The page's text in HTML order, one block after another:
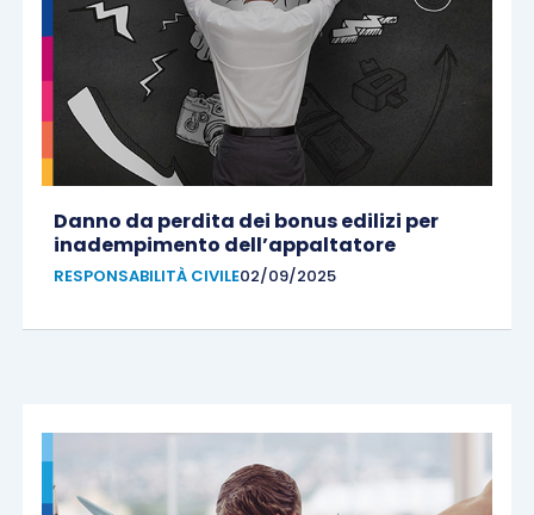
Danno da perdita dei bonus edilizi per
inadempimento dell’appaltatore
RESPONSABILITÀ CIVILE02/09/2025